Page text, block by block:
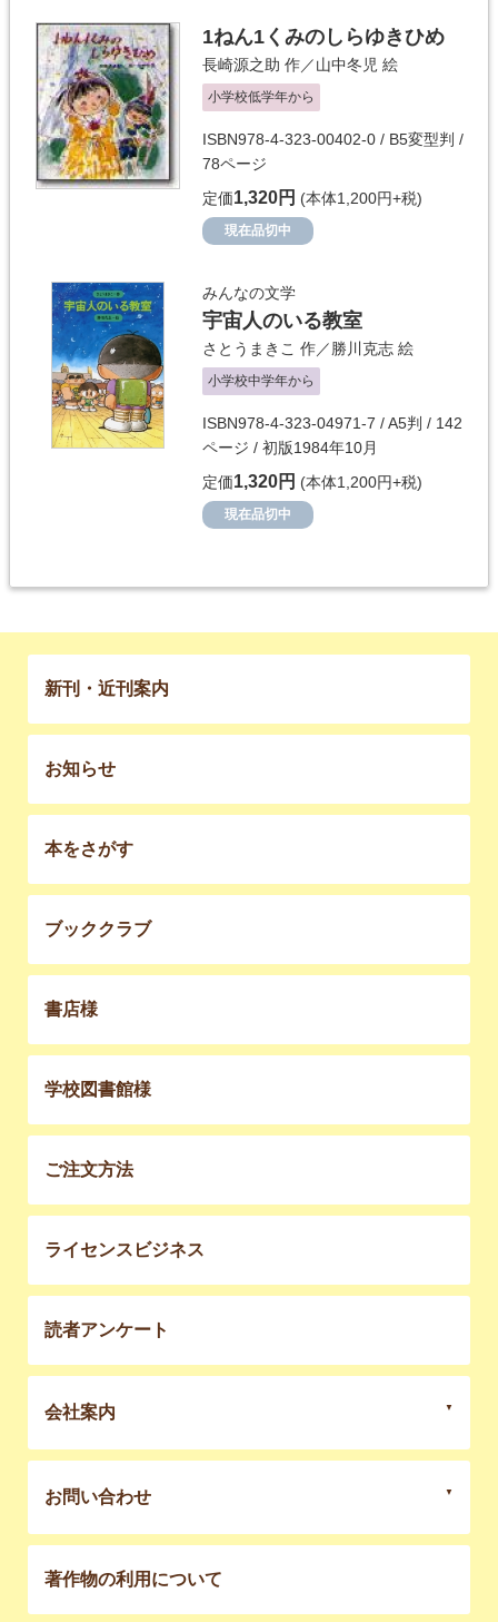
1ねん1くみのしらゆきひめ
長崎源之助 作／山中冬児 絵
小学校低学年から
ISBN978-4-323-00402-0 / B5変型判 /
78ページ
定価1,320円 (本体1,200円+税)
現在品切中
みんなの文学
宇宙人のいる教室
さとうまきこ 作／ 勝川克志 絵
小学校中学年から
ISBN978-4-323-04971-7 / A5判 / 142
ページ / 初版1984年10月
定価1,320円 (本体1,200円+税)
現在品切中
新刊・近刊案内
お知らせ
本をさがす
ブッククラブ
書店様
学校図書館様
ご注文方法
ライセンスビジネス
読者アンケート
会社案内
お問い合わせ
著作物の利用について